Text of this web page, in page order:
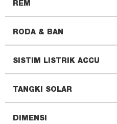
REM
RODA & BAN
SISTIM LISTRIK ACCU
TANGKI SOLAR
DIMENSI